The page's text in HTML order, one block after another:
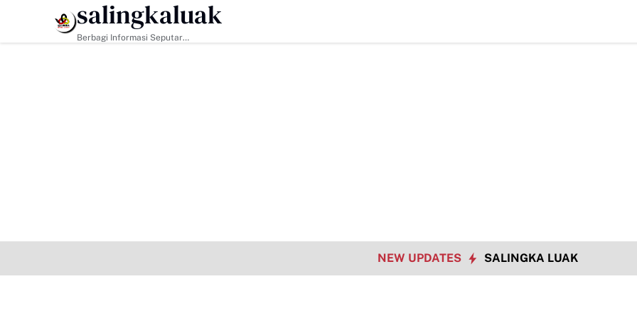
HEADLINE
salingkaluak
Berbagi Informasi Seputar
NEW UPDATES SALINGKA LUAK